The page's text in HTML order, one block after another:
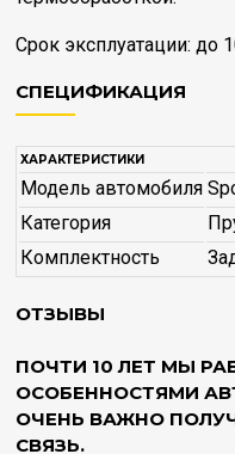
Срок эксплуатации: до
СПЕЦИФИКАЦИЯ
ХАРАКТЕРИСТИКИ
Модель автомобиля
Категория
Комплектность
ОТЗЫВЫ
ПОЧТИ 10 ЛЕТ МЫ
ОСОБЕННОСТЯМИ
ОЧЕНЬ ВАЖНО
СВЯЗЬ.